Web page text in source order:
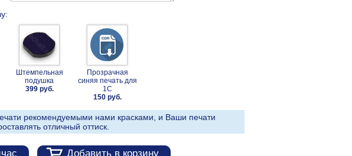
Штемпельная
подушка
399 руб.
Прозрачная
синяя печать для
1С
150 руб.
рекомендуемыми нами красками, и Ваши печати
отличный оттиск.
Добавить в корзину